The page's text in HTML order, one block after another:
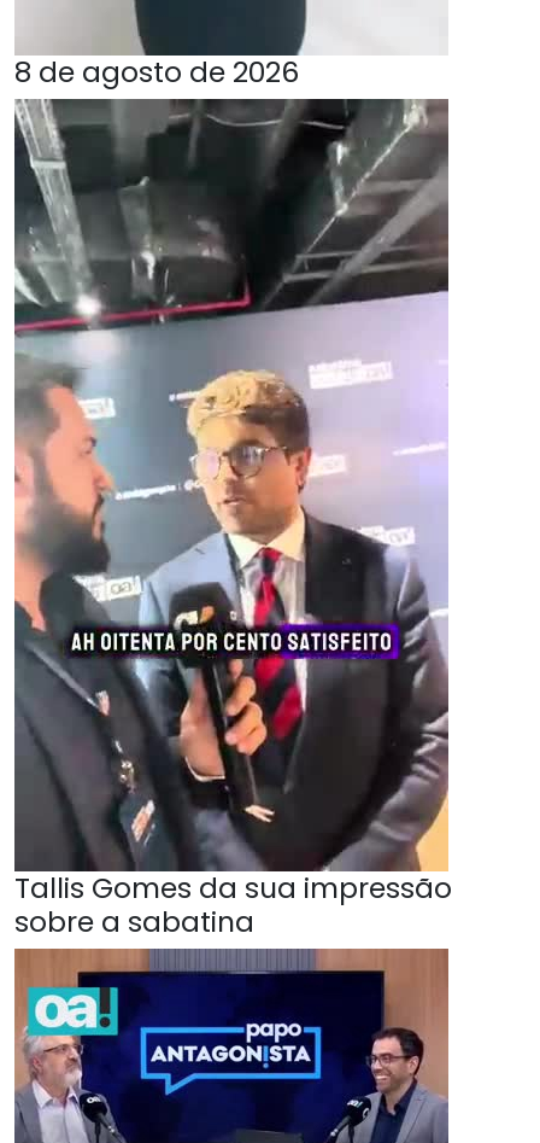
8 de agosto de 2026
Tallis Gomes da sua impressão
sobre a sabatina